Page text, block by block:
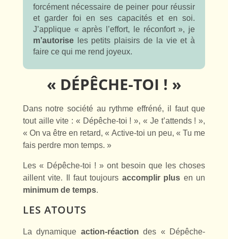
forcément nécessaire de peiner pour réussir
et garder foi en ses capacités et en soi.
J’applique « après l’effort, le réconfort », je
m’autoriseles petits plaisirs de la vie et à
faire ce qui me rend joyeux.
« DÉPÊCHE-TOI ! »
Dans notre société au rythme effréné, il faut que
tout aille vite : « Dépêche-toi ! », « Je t’attends ! »,
« On va être en retard, « Active-toi un peu, « Tu me
fais perdre mon temps. »
Les « Dépêche-toi ! » ont besoin que les choses
aillent vite. Il faut toujours accomplir plus en un
minimum de temps.
LES ATOUTS
La dynamique action-réactiondes « Dépêche-